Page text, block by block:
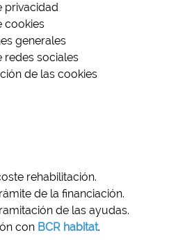
privacidad
cookies
generales
redes sociales
de las cookies
rehabilitación.
de la financiación.
de las ayudas.
con BCR habitat.